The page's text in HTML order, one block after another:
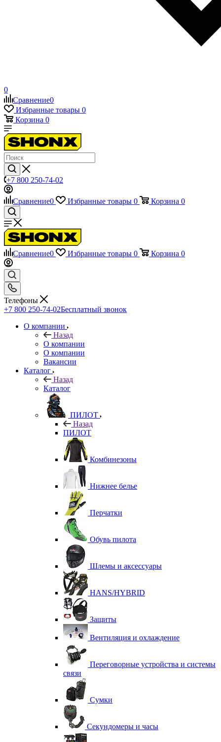
0
Сравнение0
Избранные товары 0
Корзина 0
+7 800 250-74-02
Сравнение0 Избранные товары 0 Корзина 0
Сравнение0 Избранные товары 0 Корзина 0
Телефоны
+7 800 250-74-02Бесплатный звонок
О компании
Назад
О компании
О компании
Вакансии
Каталог
Назад
Каталог
ПИЛОТ
Назад
ПИЛОТ
Комбинезоны
Нижнее белье
Перчатки
Обувь пилота
Шлемы и аксессуары
HANS/HYBRID
Защиты
Вентиляция и охлаждение
Переговорные устройства и системы
связи
Сумки
Секундомеры и часы